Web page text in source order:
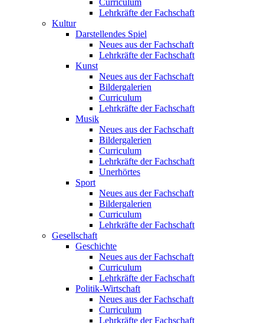
Curriculum
Lehrkräfte der Fachschaft
Kultur
Darstellendes Spiel
Neues aus der Fachschaft
Lehrkräfte der Fachschaft
Kunst
Neues aus der Fachschaft
Bildergalerien
Curriculum
Lehrkräfte der Fachschaft
Musik
Neues aus der Fachschaft
Bildergalerien
Curriculum
Lehrkräfte der Fachschaft
Unerhörtes
Sport
Neues aus der Fachschaft
Bildergalerien
Curriculum
Lehrkräfte der Fachschaft
Gesellschaft
Geschichte
Neues aus der Fachschaft
Curriculum
Lehrkräfte der Fachschaft
Politik-Wirtschaft
Neues aus der Fachschaft
Curriculum
Lehrkräfte der Fachschaft